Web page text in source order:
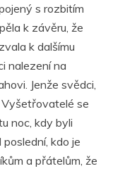
s rozbitím
k závěru, že
k dalšímu
nalezení na
Jenže svědci,
Vyšetřovatelé se
noc, kdy byli
kdo je
a přátelům, že